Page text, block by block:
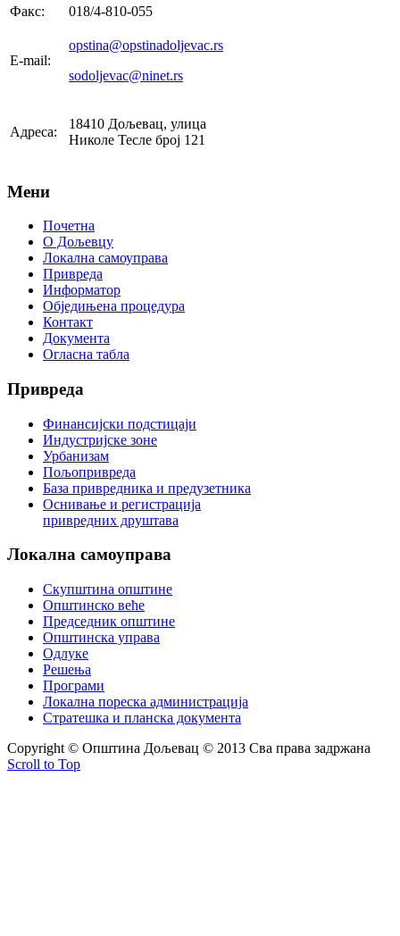
Факс: 018/4-810-055
E-mail:
opstina@opstinadoljevac.rs
sodoljevac@ninet.rs
Адреса:
18410 Дољевац, улица
Николе Тесле број 121
Мени
Почетна
О Дољевцу
Локална самоуправа
Привреда
Информатор
Обједињена процедура
Контакт
Документа
Огласна табла
Привреда
Финансијски подстицаји
Индустријске зоне
Урбанизам
Пољопривреда
База привредника и предузетника
Оснивање и регистрација
привредних друштава
Локална самоуправа
Скупштина општине
Општинско веће
Председник општине
Општинска управа
Одлуке
Решења
Програми
Локална пореска администрација
Стратешка и планска документа
Copyright © Oпштина Дољевац © 2013 Сва права задржана
Scroll to Top